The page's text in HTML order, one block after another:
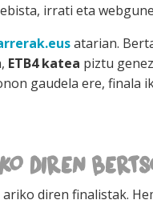
irrati eta
atarian.
ETB4 katea piztu
gaudela ere, finala
DIREN
diren finalistak.